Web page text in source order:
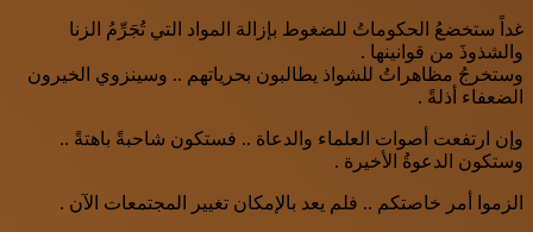
غداً ستخضعُ الحكوماتُ للضغوط بإزالة المواد التي تُجَرِّمُ الزنا
والشذوذَ من قوانينها .
وستخرجُ مظاهراتُ للشواذ يطالبون بحرياتهم .. وسينزوي الخيرون
الضعفاء أذلةً .
وإن ارتفعت أصوات العلماء والدعاة .. فستكون شاحبةً باهتةً ..
وستكون الدعوةُ الأخيرة .
الزموا أمر خاصتكم .. فلم يعد بالإمكان تغيير المجتمعات الآن .